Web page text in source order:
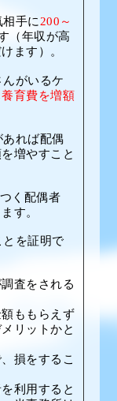
手に 200～
（年収が高
ます）。
がいるケ
養育費を増額
あれば配偶
増やすこと
く配偶者
す。
を証明で
査をされる
ももらえず
リットかと
損をするこ
利用すると